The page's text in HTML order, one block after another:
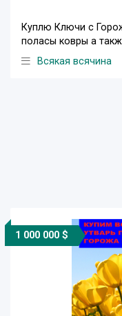
Куплю Ключи с
поласы ковры а
Всякая всячина
1 000 000 $